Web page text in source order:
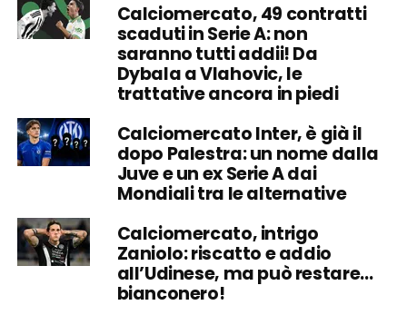
Calciomercato, 49 contratti
scaduti in Serie A: non
saranno tutti addii! Da
Dybala a Vlahovic, le
trattative ancora in piedi
Calciomercato Inter, è già il
dopo Palestra: un nome dalla
Juve e un ex Serie A dai
Mondiali tra le alternative
Calciomercato, intrigo
Zaniolo: riscatto e addio
all’Udinese, ma può restare…
bianconero!